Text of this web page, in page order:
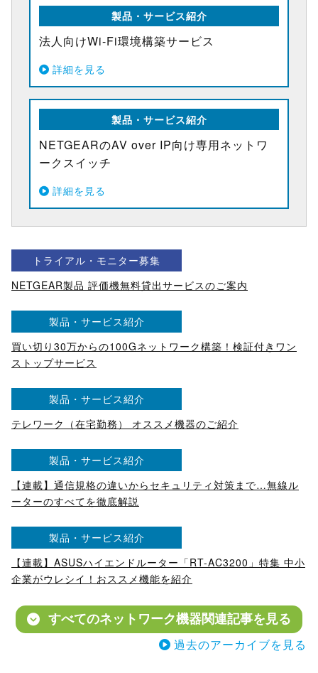
製品・サービス紹介
法人向けWi-Fi環境構築サービス
詳細を見る
製品・サービス紹介
NETGEARのAV over IP向け専用ネットワ
ークスイッチ
詳細を見る
トライアル・モニター募集
NETGEAR製品 評価機無料貸出サービスのご案内
製品・サービス紹介
買い切り30万からの100Gネットワーク構築！検証付きワン
ストップサービス
製品・サービス紹介
テレワーク（在宅勤務） オススメ機器のご紹介
製品・サービス紹介
【連載】通信規格の違いからセキュリティ対策まで…無線ル
ーターのすべてを徹底解説
製品・サービス紹介
【連載】ASUSハイエンドルーター「RT-AC3200」特集 中小
企業がウレシイ！おススメ機能を紹介
すべてのネットワーク機器関連記事を見る
過去のアーカイブを見る